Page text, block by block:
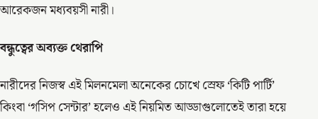
আরেকজন মধ্যবয়সী নারী।
বন্ধুত্বের অব্যক্ত থেরাপি
নারীদের নিজস্ব এই মিলনমেলা অনেকের চোখে স্রেফ ‘কিটি পার্টি’
কিংবা ‘গসিপ সেন্টার’ হলেও এই নিয়মিত আড্ডাগুলোতেই তারা হয়ে